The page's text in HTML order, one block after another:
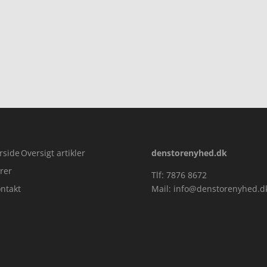
Oversigt artikler
denstorenyhed.dk
Tlf: 7876 8672
Mail: